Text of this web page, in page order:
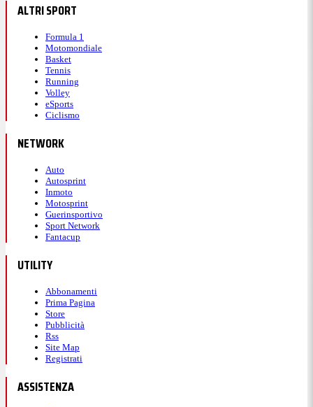
ALTRI SPORT
Formula 1
Motomondiale
Basket
Tennis
Running
Volley
eSports
Ciclismo
NETWORK
Auto
Autosprint
Inmoto
Motosprint
Guerinsportivo
Sport Network
Fantacup
UTILITY
Abbonamenti
Prima Pagina
Store
Pubblicità
Rss
Site Map
Registrati
ASSISTENZA